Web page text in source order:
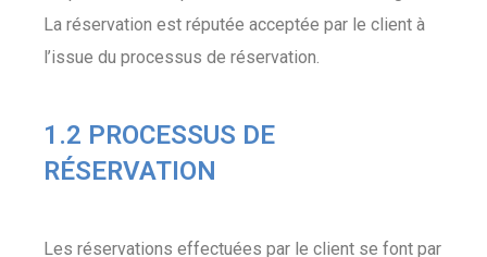
La réservation est réputée acceptée par le client à
l’issue du processus de réservation.
1.2 PROCESSUS DE
RÉSERVATION
Les réservations effectuées par le client se font par